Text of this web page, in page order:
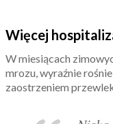
Więcej
W miesiącach
mrozu, wyraźnie
zaostrzeniem